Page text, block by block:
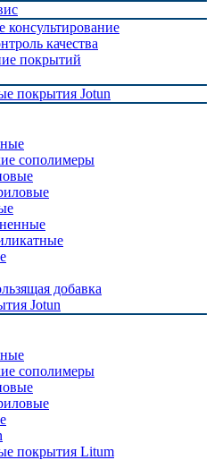
консультирование
качества
покрытий
покрытия Jotun
сополимеры
добавка
Jotun
сополимеры
покрытия Litum